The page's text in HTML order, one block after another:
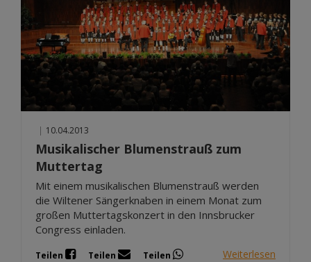
| 10.04.2013
Musikalischer Blumenstrauß zum
Muttertag
Mit einem musikalischen Blumenstrauß werden
die Wiltener Sängerknaben in einem Monat zum
großen Muttertagskonzert in den Innsbrucker
Congress einladen.
Teilen Teilen Teilen Weiterlesen